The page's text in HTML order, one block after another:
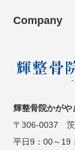
Company
輝整骨院かが
〒306-0037 茨
平日9：00～19